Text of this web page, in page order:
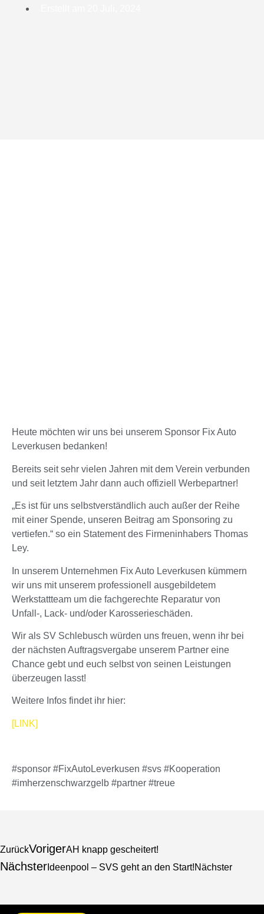
Heute möchten wir uns bei unserem Sponsor Fix Auto
Leverkusen bedanken!
Bereits seit sehr vielen Jahren mit dem Verein verbunden
und seit letztem Jahr dann auch offiziell Werbepartner!
„Es ist für uns selbstverständlich auch außer der Reihe
mit einer Spende, unseren Beitrag am Sponsoring zu
vertiefen.“ so ein Statement des Firmeninhabers Thomas
Ley.
In unserem Unternehmen Fix Auto Leverkusen kümmern
wir uns mit unserem professionell ausgebildetem
Werkstattteam um die fachgerechte Reparatur von
Unfall-, Lack- und/oder Karosserieschäden.
Wir als SV Schlebusch würden uns freuen, wenn ihr bei
der nächsten Auftragsvergabe unserem Partner eine
Chance gebt und euch selbst von seinen Leistungen
überzeugen lasst!
Weitere Infos findet ihr hier:
[LINK]
#sponsor #FixAutoLeverkusen #svs #Kooperation
#imherzenschwarzgelb #partner #treue
ZurückVorigerAH knapp gescheitert!
Nächster Ideenpool – SVS geht an den Start!Nächster